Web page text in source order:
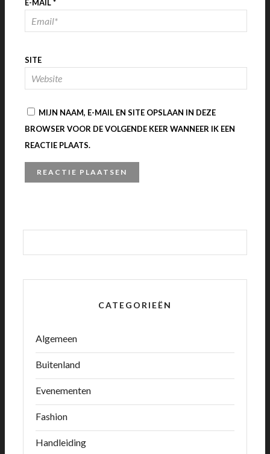
E-MAIL*
SITE
MIJN NAAM, E-MAIL EN SITE OPSLAAN IN DEZE
BROWSER VOOR DE VOLGENDE KEER WANNEER IK EEN
REACTIE PLAATS.
CATEGORIEËN
Algemeen
Buitenland
Evenementen
Fashion
Handleiding